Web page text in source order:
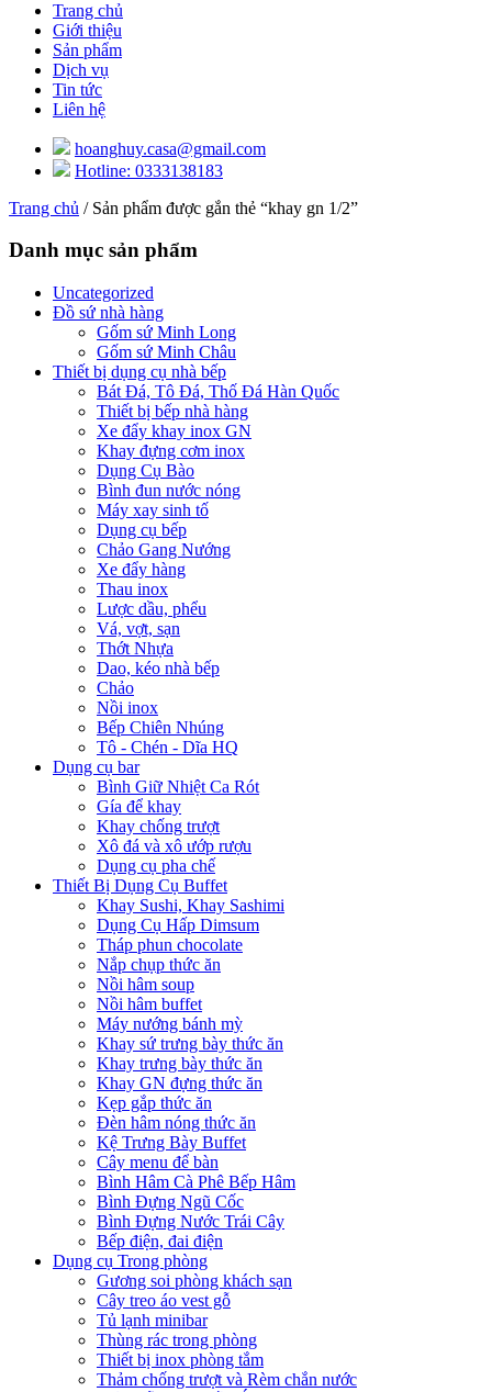
Trang chủ
Giới thiệu
Sản phẩm
Dịch vụ
Tin tức
Liên hệ
hoanghuy.casa@gmail.com
Hotline: 0333138183
Trang chủ / Sản phẩm được gắn thẻ “khay gn 1/2”
Danh mục sản phẩm
Uncategorized
Đồ sứ nhà hàng
Gốm sứ Minh Long
Gốm sứ Minh Châu
Thiết bị dụng cụ nhà bếp
Bát Đá, Tô Đá, Thố Đá Hàn Quốc
Thiết bị bếp nhà hàng
Xe đẩy khay inox GN
Khay đựng cơm inox
Dụng Cụ Bào
Bình đun nước nóng
Máy xay sinh tố
Dụng cụ bếp
Chảo Gang Nướng
Xe đẩy hàng
Thau inox
Lược dầu, phểu
Vá, vợt, sạn
Thớt Nhựa
Dao, kéo nhà bếp
Chảo
Nồi inox
Bếp Chiên Nhúng
Tô - Chén - Dĩa HQ
Dụng cụ bar
Bình Giữ Nhiệt Ca Rót
Gía để khay
Khay chống trượt
Xô đá và xô ướp rượu
Dụng cụ pha chế
Thiết Bị Dụng Cụ Buffet
Khay Sushi, Khay Sashimi
Dụng Cụ Hấp Dimsum
Tháp phun chocolate
Nắp chụp thức ăn
Nồi hâm soup
Nồi hâm buffet
Máy nướng bánh mỳ
Khay sứ trưng bày thức ăn
Khay trưng bày thức ăn
Khay GN đựng thức ăn
Kẹp gắp thức ăn
Đèn hâm nóng thức ăn
Kệ Trưng Bày Buffet
Cây menu để bàn
Bình Hâm Cà Phê Bếp Hâm
Bình Đựng Ngũ Cốc
Bình Đựng Nước Trái Cây
Bếp điện, đai điện
Dụng cụ Trong phòng
Gương soi phòng khách sạn
Cây treo áo vest gỗ
Tủ lạnh minibar
Thùng rác trong phòng
Thiết bị inox phòng tắm
Thảm chống trượt và Rèm chắn nước